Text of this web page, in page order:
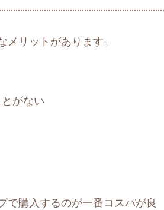
リットがあります。
がない
で購入するのが一番コスパが良